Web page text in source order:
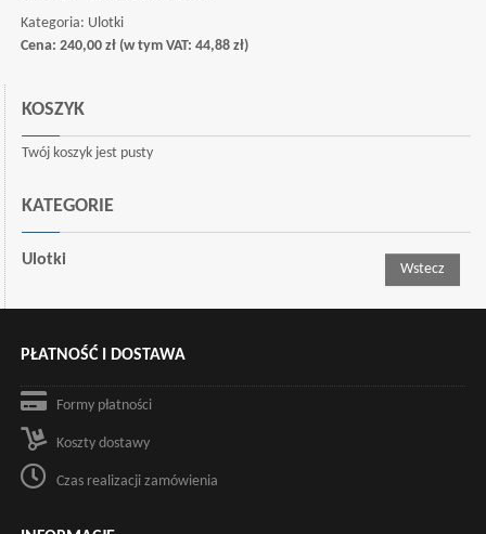
Kategoria: Ulotki
Cena:240,00 zł (w tym VAT:44,88 zł)
KOSZYK
Twój koszyk jest pusty
KATEGORIE
Ulotki
Wstecz
PŁATNOŚĆ I DOSTAWA
Formy płatności
Koszty dostawy
Czas realizacji zamówienia